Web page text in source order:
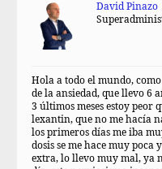
David Pinazo
Hola a todo el mundo,
de la ansiedad, que llevo 6
3 últimos meses estoy peor
lexantin, que no me hacía
los primeros días me iba
dosis se me hace muy
extra, lo llevo muy mal, ya